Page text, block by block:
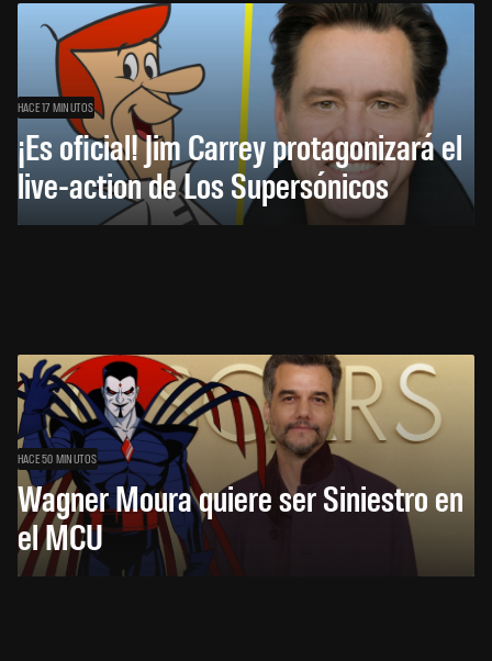
HACE 17 MINUTOS
¡Es oficial! Jim Carrey protagonizará el
live-action de Los Supersónicos
HACE 50 MINUTOS
Wagner Moura quiere ser Siniestro en
el MCU